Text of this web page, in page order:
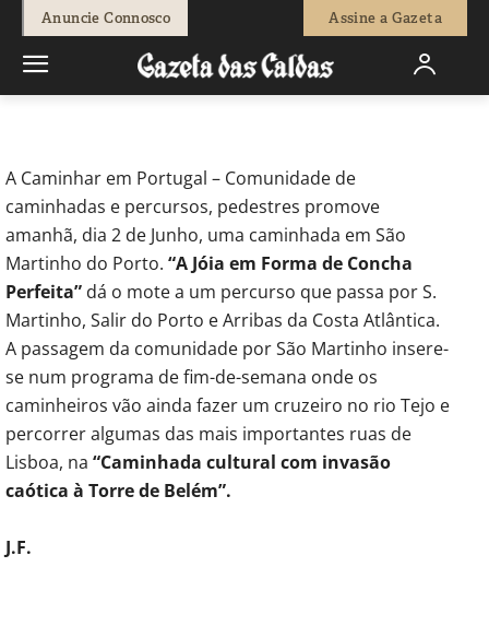
Anuncie Connosco Assine a Gazeta
Redação - 1 de Junho, 2012 0
A Caminhar em Portugal – Comunidade de
caminhadas e percursos, pedestres promove
amanhã, dia 2 de Junho, uma caminhada em São
Martinho do Porto. “A Jóia em Forma de Concha
Perfeita” dá o mote a um percurso que passa por S.
Martinho, Salir do Porto e Arribas da Costa Atlântica.
A passagem da comunidade por São Martinho insere-
se num programa de fim-de-semana onde os
caminheiros vão ainda fazer um cruzeiro no rio Tejo e
percorrer algumas das mais importantes ruas de
Lisboa, na “Caminhada cultural com invasão
caótica à Torre de Belém”.
J.F.